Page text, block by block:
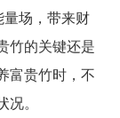
量场，带来财
竹的关键还是
富贵竹时，不
。